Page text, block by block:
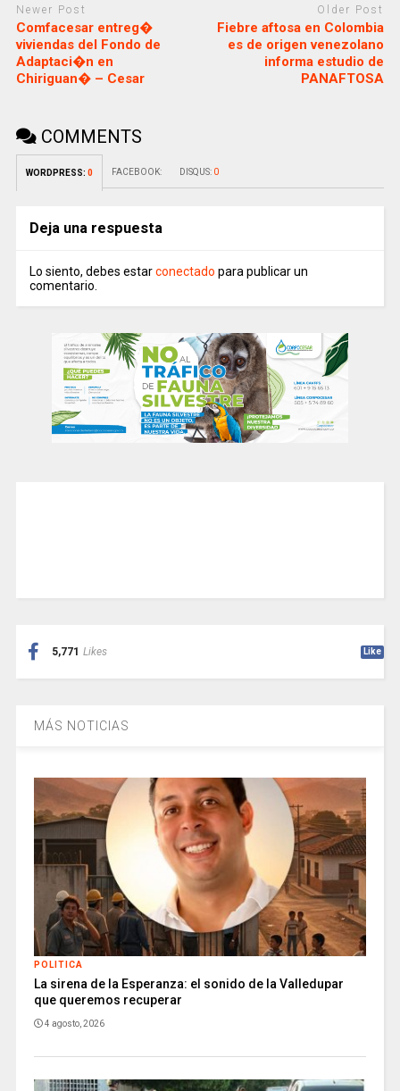
Newer Post
Comfacesar entreg�
viviendas del Fondo de
Adaptaci�n en
Chiriguan� – Cesar
Older Post
Fiebre aftosa en Colombia
es de origen venezolano
informa estudio de
PANAFTOSA
COMMENTS
WORDPRESS: 0 FACEBOOK: DISQUS: 0
Deja una respuesta
Lo siento, debes estarconectado para publicar un
comentario.
5,771 Likes Like
MÁS NOTICIAS
POLITICA
La sirena de la Esperanza: el sonido de la Valledupar
que queremos recuperar
4 agosto, 2026